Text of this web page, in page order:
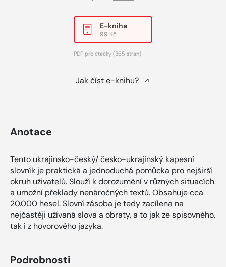
E-kniha
99 Kč
PDF pro čtečky (365 stran)
Jak číst e-knihu?
Anotace
Tento ukrajinsko-český/ česko-ukrajinský kapesní
slovník je praktická a jednoduchá pomůcka pro nejširší
okruh uživatelů. Slouží k dorozumění v různých situacích
a umožní překlady nenáročných textů. Obsahuje cca
20.000 hesel. Slovní zásoba je tedy zacílena na
nejčastěji užívaná slova a obraty, a to jak ze spisovného,
tak i z hovorového jazyka.
Podrobnosti